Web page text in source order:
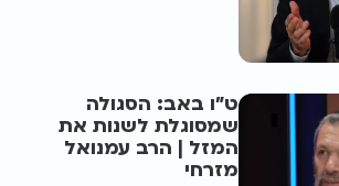
ט"ו באב: הסגולה
שמסוגלת לשנות את
המזל | הרב עמנואל
מזרחי